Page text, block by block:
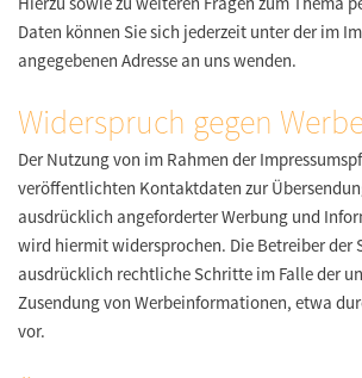
Daten können Sie sich jederzeit unter der im
angegebenen Adresse an uns wenden.
Widerspruch gegen
Der Nutzung von im Rahmen der
veröffentlichten Kontaktdaten zur
ausdrücklich angeforderter Werbung und
wird hiermit widersprochen. Die Betreiber der
ausdrücklich rechtliche Schritte im Falle der
Zusendung von Werbeinformationen, etwa
vor.